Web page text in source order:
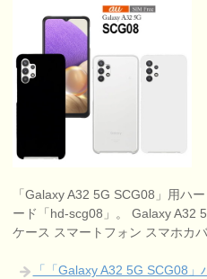
「Galaxy A32 5G SCG08」用ハ
ード「hd-scg08」。 Galaxy A32
ケース スマートフォン スマホカ
「「Galaxy A32 5G SCG08